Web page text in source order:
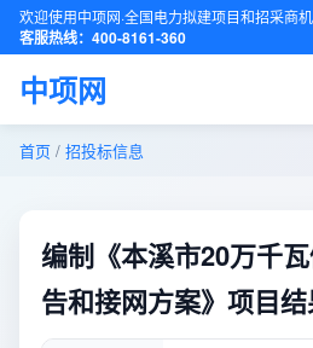
欢迎使用中项网·全国电力拟建项目和招采商机
客服热线：400-8161-360
中项网
首页 / 招投标信息
编制《本溪市20万千
告和接网方案》项目